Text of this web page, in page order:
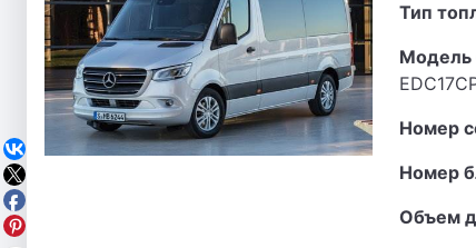
Тип
Модель
Номер
Номер
Объем